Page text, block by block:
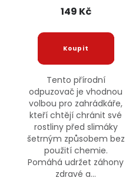
149 Kč
Tento přírodní
odpuzovač je vhodnou
volbou pro zahrádkáře,
kteří chtějí chránit své
rostliny před slimáky
šetrným způsobem bez
použití chemie.
Pomáhá udržet záhony
zdravé a...